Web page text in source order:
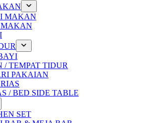
MAKAN
MAKAN
/ TEMPAT TIDUR
PAKAIAN
/ BED SIDE TABLE
SET